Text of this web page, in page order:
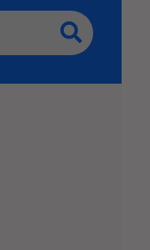
depende da
do seu
deve se adaptar
em uma
se a sua
além de